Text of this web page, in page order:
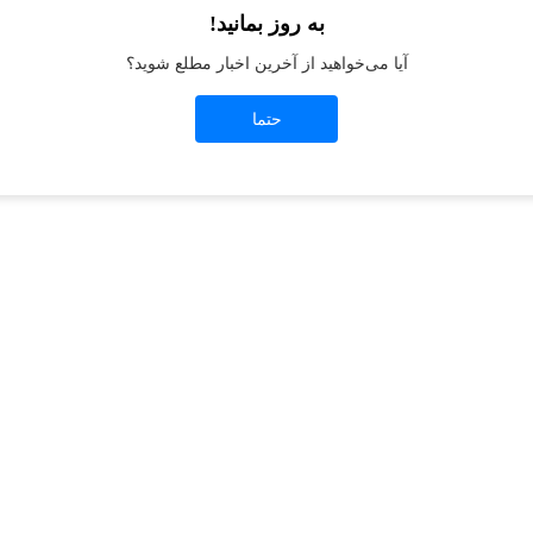
-side exception has occurred while loading jeanswest.ir(see the
به روز بمانید!
آیا می‌خواهید از آخرین اخبار مطلع شوید؟
حتما